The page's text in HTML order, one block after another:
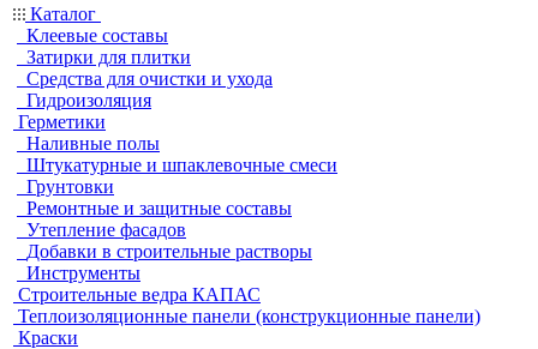
Каталог
Клеевые составы
Затирки для плитки
Средства для очистки и ухода
Гидроизоляция
Герметики
Наливные полы
Штукатурные и шпаклевочные смеси
Грунтовки
Ремонтные и защитные составы
Утепление фасадов
Добавки в строительные растворы
Инструменты
Строительные ведра КАПАС
Теплоизоляционные панели (конструкционные панели)
Краски